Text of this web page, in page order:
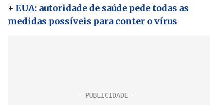
+ EUA: autoridade de saúde pede todas as
medidas possíveis para conter o vírus